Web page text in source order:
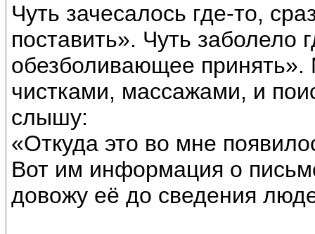
Чуть зачесалось где-то,
поставить». Чуть заболело
обезболивающее
чистками, массажами, и
слышу:
«Откуда это во мне
Вот им информация о
довожу её до сведения